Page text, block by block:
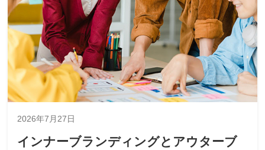
2026年7月27日
インナーブランディングとアウターブ